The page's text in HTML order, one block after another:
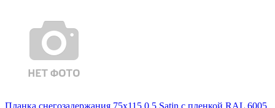
Планка снегозадержания 75х115 0,5 Satin с пленкой RAL 6005